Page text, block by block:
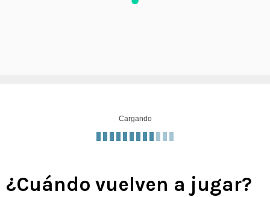
Cargando
¿Cuándo vuelven a jugar?